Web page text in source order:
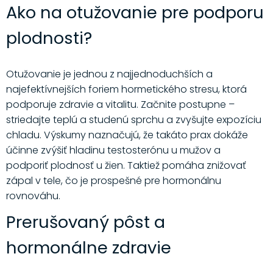
Ako na otužovanie pre podporu
plodnosti?
Otužovanie je jednou z najjednoduchších a
najefektívnejších foriem hormetického stresu, ktorá
podporuje zdravie a vitalitu. Začnite postupne –
striedajte teplú a studenú sprchu a zvyšujte expozíciu
chladu. Výskumy naznačujú, že takáto prax dokáže
účinne zvýšiť hladinu testosterónu u mužov a
podporiť plodnosť u žien. Taktiež pomáha znižovať
zápal v tele, čo je prospešné pre hormonálnu
rovnováhu.
Prerušovaný pôst a
hormonálne zdravie